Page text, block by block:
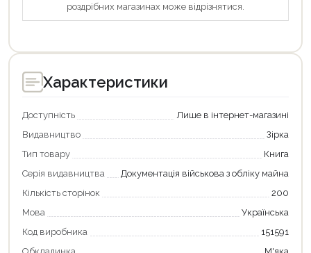
роздрібних магазинах може відрізнятися.
Характеристики
Доступність
Лише в інтернет-магазині
Видавництво
Зірка
Тип товару
Книга
Серія видавництва
Документація військова з обліку майна
Кількість сторінок
200
Мова
Українська
Код виробника
151591